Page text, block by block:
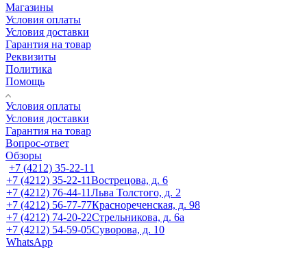
Магазины
Условия оплаты
Условия доставки
Гарантия на товар
Реквизиты
Политика
Помощь
Условия оплаты
Условия доставки
Гарантия на товар
Вопрос-ответ
Обзоры
+7 (4212) 35-22-11
+7 (4212) 35-22-11Вострецова, д. 6
+7 (4212) 76-44-11Льва Толстого, д. 2
+7 (4212) 56-77-77Краснореченская, д. 98
+7 (4212) 74-20-22Стрельникова, д. 6а
+7 (4212) 54-59-05Суворова, д. 10
WhatsApp